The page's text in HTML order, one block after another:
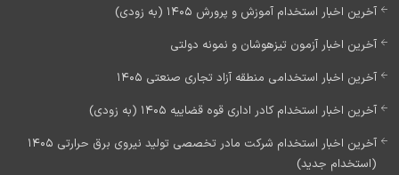
آخرین اخبار استخدام آموزش و پرورش 1405 (به زودی)
آخرین اخبار آزمون تیزهوشان و نمونه دولتی
آخرین اخبار استخدامی منطقه آزاد تجاری صنعتی 1405
آخرین اخبار استخدام کادر اداری قوه قضاییه 1405 (به زودی)
آخرین اخبار استخدام شرکت مادر تخصصی تولید نیروی برق حرارتی 1405
(استخدام جدید)